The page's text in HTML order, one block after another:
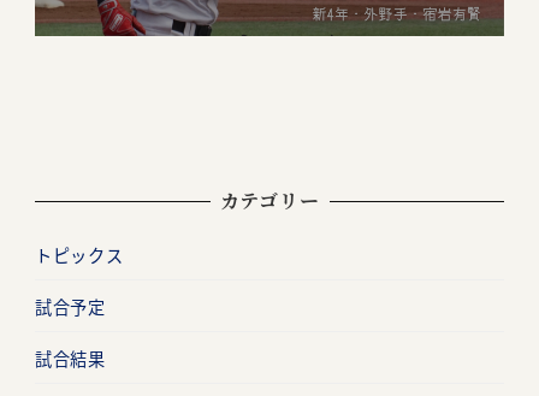
カテゴリー
トピックス
試合予定
試合結果